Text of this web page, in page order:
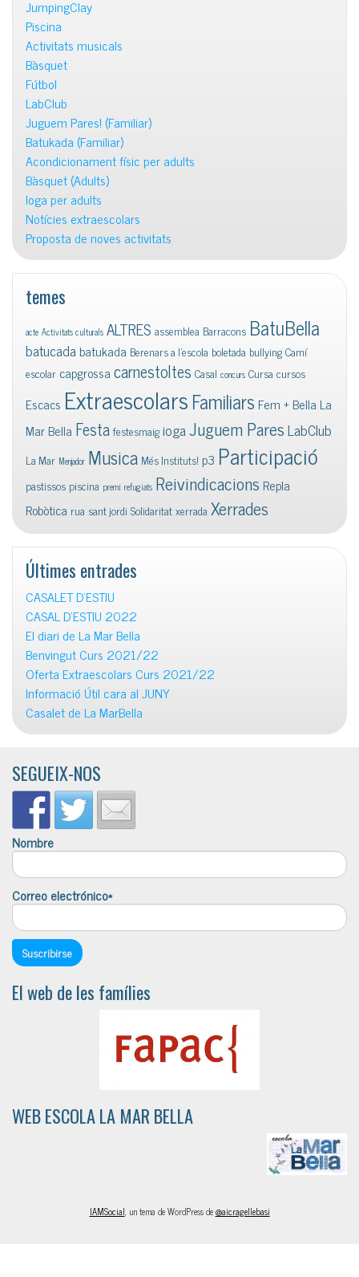
JumpingClay
Piscina
Activitats musicals
Bàsquet
Fútbol
LabClub
Juguem Pares! (Familiar)
Batukada (Familiar)
Acondicionament físic per adults
Bàsquet (Adults)
Ioga per adults
Notícies extraescolars
Proposta de noves activitats
temes
acte Activitats culturals ALTRES assemblea Barracons BatuBella
batucadabatukada Berenars a l'escola boletada bullyingCamí
escolar capgrossacarnestoltes Casal concurs Cursa cursos
Escacs ExtraescolarsFamiliars Fem + Bella La
Mar Bella FestafestesmaigiogaJuguem ParesLabClub
La Mar Menjador Musica Més Instituts! p3 Participació
pastissos piscina premi refugiats Reivindicacions Repla
Robòtica rua sant jordi Solidaritatxerrada Xerrades
Últimes entrades
CASALET D’ESTIU
CASAL D’ESTIU 2022
El diari de La Mar Bella
Benvingut Curs 2021/22
Oferta Extraescolars Curs 2021/22
Informació Útil cara al JUNY
Casalet de La MarBella
SEGUEIX-NOS
Nombre
Correo electrónico*
El web de les famílies
WEB ESCOLA LA MAR BELLA
IAMSocial, un tema de WordPress de@aicragellebasi